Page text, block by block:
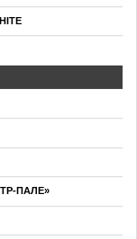
ПАЛЕ»